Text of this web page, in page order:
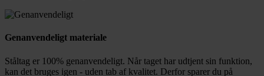
Genanvendeligt materiale
Ståltag er 100% genanvendeligt. Når taget har udtjent sin funktion,
kan det bruges igen - uden tab af kvalitet. Derfor sparer du på